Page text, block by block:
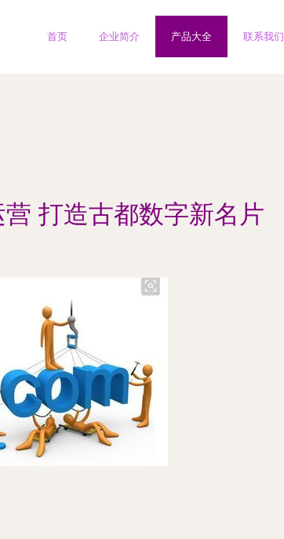
首页 企业简介 产品大全 联系我们
打造古都数字新名片